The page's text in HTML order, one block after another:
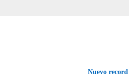
Nuevo